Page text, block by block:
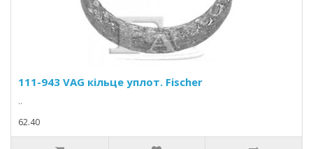
111-943 VAG кільце уплот. Fischer
..
62.40